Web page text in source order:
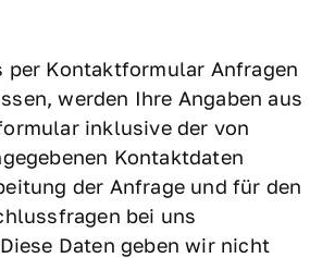
per Kontaktformular Anfragen
werden Ihre Angaben aus
inklusive der von
Kontaktdaten
der Anfrage und für den
bei uns
Daten geben wir nicht